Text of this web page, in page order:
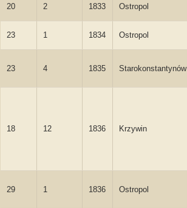
20 2 1833 Ostropol
23 1 1834 Ostropol
23 4 1835 Starokonstantynów
18 12 1836 Krzywin
29 1 1836 Ostropol